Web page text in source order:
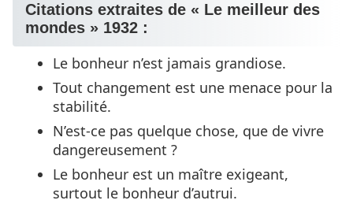
Citations extraites de « Le meilleur des
mondes » 1932 :
Le bonheur n’est jamais grandiose.
Tout changement est une menace pour la
stabilité.
N’est-ce pas quelque chose, que de vivre
dangereusement ?
Le bonheur est un maître exigeant,
surtout le bonheur d’autrui.